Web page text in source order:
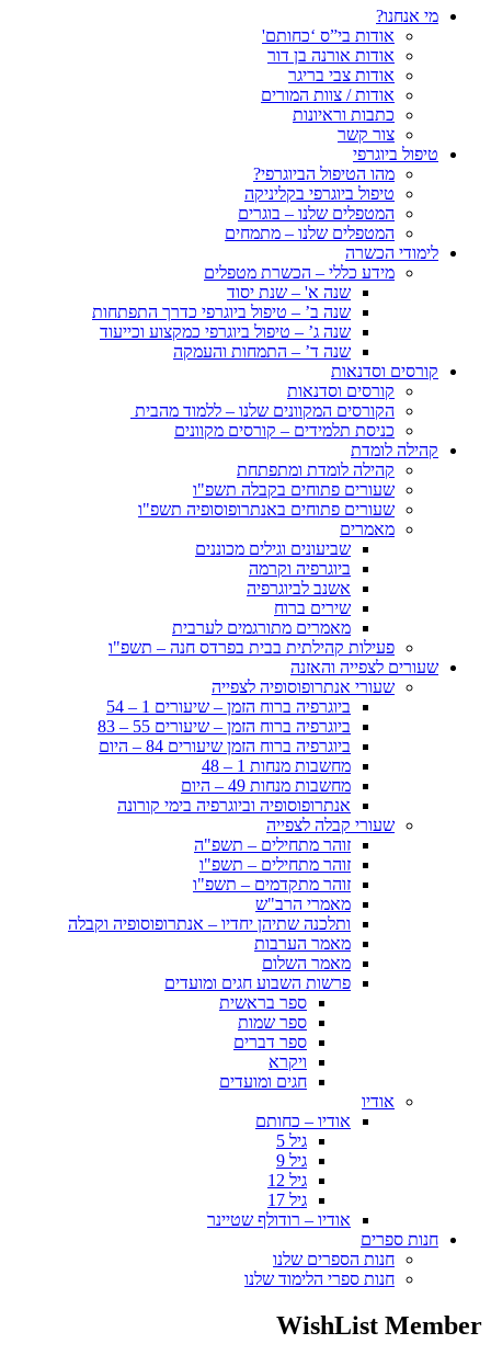
מי אנחנו?
אודות בי”ס ‘כחותם'
אודות אורנה בן דור
אודות צבי בריגר
אודות / צוות המורים
כתבות וראיונות
צור קשר
טיפול ביוגרפי
מהו הטיפול הביוגרפי?
טיפול ביוגרפי בקליניקה
המטפלים שלנו – בוגרים
המטפלים שלנו – מתמחים
לימודי הכשרה
מידע כללי – הכשרת מטפלים
שנה א' – שנת יסוד
שנה ב’ – טיפול ביוגרפי כדרך התפתחות
שנה ג’ – טיפול ביוגרפי כמקצוע וכייעוד
שנה ד’ – התמחות והעמקה
קורסים וסדנאות
קורסים וסדנאות
הקורסים המקוונים שלנו – ללמוד מהבית
כניסת תלמידים – קורסים מקוונים
קהילה לומדת
קהילה לומדת ומתפתחת
שעורים פתוחים בקבלה תשפ"ו
שעורים פתוחים באנתרופוסופיה תשפ"ו
מאמרים
שביעונים וגילים מכוננים
ביוגרפיה וקרמה
אשנב לביוגרפיה
שירים ברוח
מאמרים מתורגמים לערבית
פעילות קהילתית בבית בפרדס חנה – תשפ"ו
שעורים לצפייה והאזנה
שעורי אנתרופוסופיה לצפייה
ביוגרפיה ברוח הזמן – שיעורים 1 – 54
ביוגרפיה ברוח הזמן – שיעורים 55 – 83
ביוגרפיה ברוח הזמן שיעורים 84 – היום
מחשבות מנחות 1 – 48
מחשבות מנחות 49 – היום
אנתרופוסופיה וביוגרפיה בימי קורונה
שעורי קבלה לצפייה
זוהר מתחילים – תשפ"ה
זוהר מתחילים – תשפ"ו
זוהר מתקדמים – תשפ"ו
מאמרי הרב"ש
ותלכנה שתיהן יחדיו – אנתרופוסופיה וקבלה
מאמר הערבות
מאמר השלום
פרשות השבוע חגים ומועדים
ספר בראשית
ספר שמות
ספר דברים
ויקרא
חגים ומועדים
אודיו
אודיו – כחותם
גיל 5
גיל 9
גיל 12
גיל 17
אודיו – רודולף שטיינר
חנות ספרים
חנות הספרים שלנו
חנות ספרי הלימוד שלנו
WishList Member